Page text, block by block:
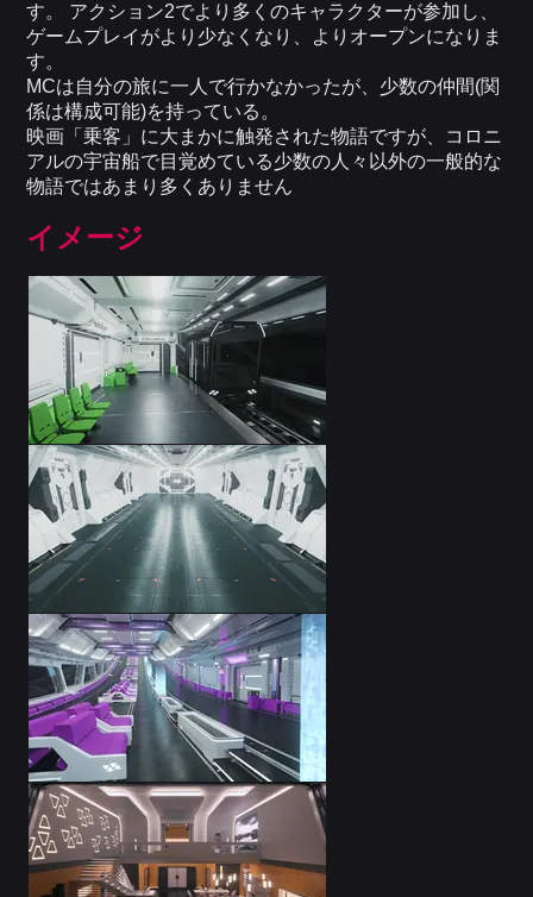
す。 アクション2でより多くのキャラクターが参加し、
ゲームプレイがより少なくなり、よりオープンになりま
す。
MCは自分の旅に一人で行かなかったが、少数の仲間(関
係は構成可能)を持っている。
映画「乗客」に大まかに触発された物語ですが、コロニ
アルの宇宙船で目覚めている少数の人々以外の一般的な
物語ではあまり多くありません
イメージ